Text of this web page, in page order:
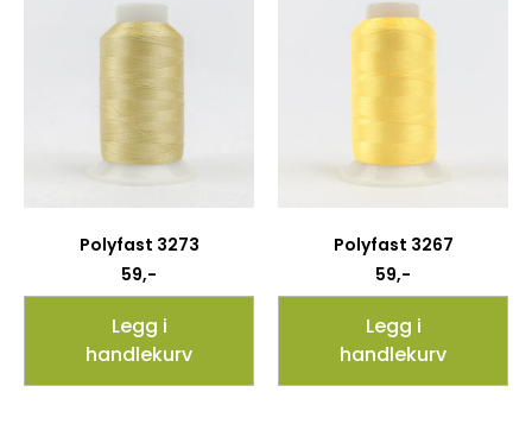
Polyfast 3273
59,-
Legg i
handlekurv
Polyfast 3267
59,-
Legg i
handlekurv